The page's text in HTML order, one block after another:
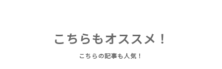
こちらもオススメ！